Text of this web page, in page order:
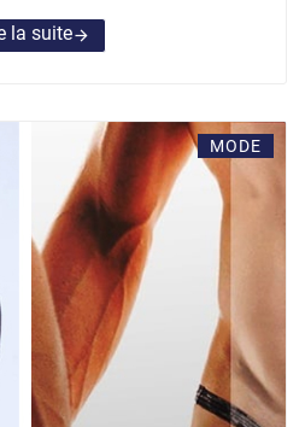
vous plaire.
la suitearrow_forward
MODE